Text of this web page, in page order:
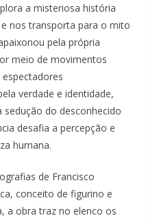
a misteriosa história
e nos transporta para o mito
pela própria
meio de movimentos
verdade e identidade,
do desconhecido
desafia a percepção e
humana.
de Francisco
conceito de figurino e
a obra traz no elenco os